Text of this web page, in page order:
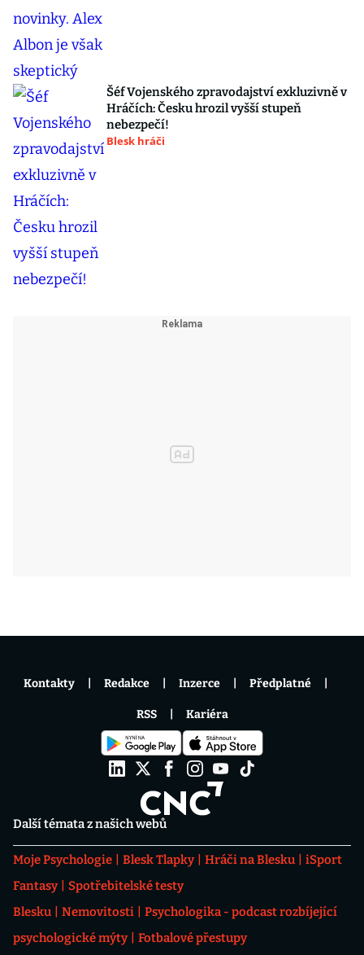
Šéf Vojenského zpravodajství exkluzivně v
Hráčích: Česku hrozil vyšší stupeň
nebezpečí!
Blesk hráči
Další témata z našich webů
Moje Psychologie Blesk Tlapky Hráči na Blesku
iSport
Fantasy
Spotřebitelské testy
Blesku
Nemovitosti
Psychologika - podcast rozbíjející
psychologické mýty
Fotbalové přestupy
Kontakty Redakce Inzerce Předplatné
RSS Kariéra